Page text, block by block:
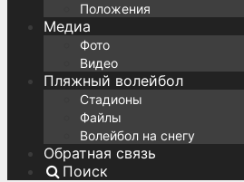
Положения
Медиа
Фото
Видео
Пляжный волейбол
Стадионы
Файлы
Волейбол на снегу
Обратная связь
Поиск